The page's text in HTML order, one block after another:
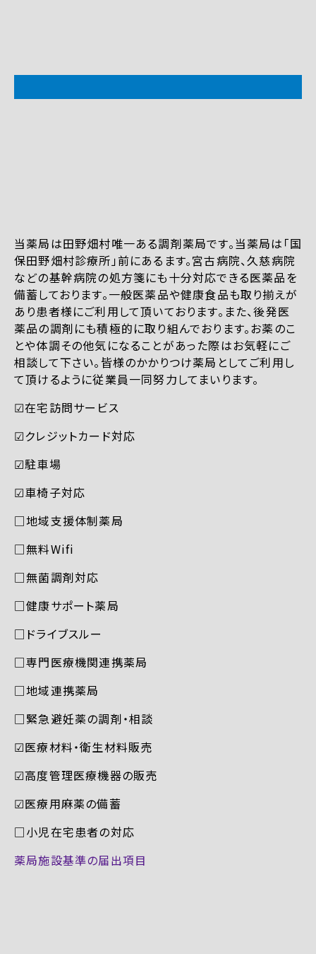
当薬局は田野畑村唯一ある調剤薬局です。当薬局は「国
保田野畑村診療所」前にあるます。宮古病院、久慈病院
などの基幹病院の処方箋にも十分対応できる医薬品を
備蓄しております。一般医薬品や健康食品も取り揃えが
あり患者様にご利用して頂いております。また、後発医
薬品の調剤にも積極的に取り組んでおります。お薬のこ
とや体調その他気になることがあった際はお気軽にご
相談して下さい。皆様のかかりつけ薬局としてご利用し
て頂けるように従業員一同努力してまいります。
☑︎在宅訪問サービス
☑︎クレジットカード対応
☑︎駐車場
☑︎車椅子対応
□地域支援体制薬局
□無料Wifi
□無菌調剤対応
□健康サポート薬局
□ドライブスルー
□専門医療機関連携薬局
□地域連携薬局
□緊急避妊薬の調剤・相談
☑︎医療材料・衛生材料販売
☑︎高度管理医療機器の販売
☑︎医療用麻薬の備蓄
□小児在宅患者の対応
薬局施設基準の届出項目